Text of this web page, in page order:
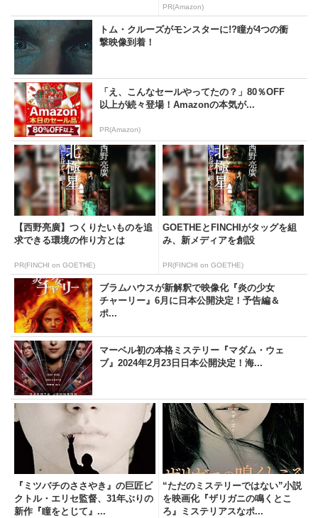
PR(Amazon)
トム・クルーズがモンスターに!?瞳が4つの衝
撃映像到着！
「え、こんなセールやってたの？」80％OFF
以上が続々登場！Amazonの本気が...
PR(Amazon)
【西野亮廣】つくりたいものを追
求できる環境の作り方とは
PR(FINCHI on GOETHE)
GOETHEとFINCHIがタッグを組
み、新メディアを創設
PR(FINCHI on GOETHE)
ブラムハウスが新解釈で映像化『炎の少女
チャーリー』6月に日本公開決定！予告編＆
ポ...
マーベル初の本格ミステリー『マダム・ウェ
ブ』2024年2月23日日本公開決定！海...
『ミツバチのささやき』の巨匠ビ
クトル・エリセ監督、31年ぶりの
新作『瞳をとじて』...
“ただのミステリーではない”小説
を映画化『ザリガニの鳴くとこ
ろ』ミステリアスなポ...